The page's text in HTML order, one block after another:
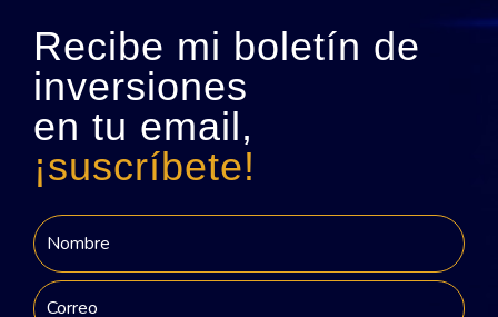
Recibe mi boletín de
inversiones
en tu email,
¡suscríbete!